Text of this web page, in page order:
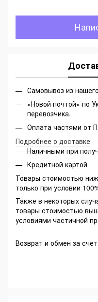
Самовывоз из
«Новой почтой» по
перевозчика.
Оплата частями от
Подробнее о доставке
Наличными при
Кредитной картой
Товары стоимостью
только при условии
Также в некоторых
товары стоимостью
условиями частичной
Возврат и обмен за